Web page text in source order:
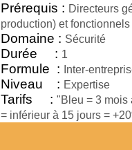
Prérequis : Directeurs
production) et
Domaine : Sécurité
Durée : 1
Formule : Inter-
Niveau : Expertise
Tarifs : "Bleu = 3 mois
= inférieur à 15 jours =